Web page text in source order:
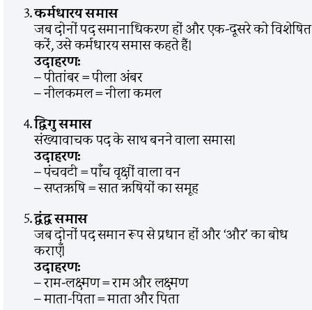
कर्मधारय समास
जब दोनों पद समानाधिकरण हों और एक-दूसरे को विशेषित
करें, उसे कर्मधारय समास कहते हैं।
उदाहरण:
– पीतांबर = पीला अंबर
– नीलकमल = नीला कमल
द्विगु समास
संख्यावाचक पद के साथ बनने वाला समास।
उदाहरण:
– पंचवटी = पाँच वृक्षों वाला वन
– सप्तऋषि = सात ऋषियों का समूह
द्वंद्व समास
जब दोनों पद समान रूप से प्रधान हों और ‘और’ का बोध
कराएँ।
उदाहरण:
– राम-लक्ष्मण = राम और लक्ष्मण
– माता-पिता = माता और पिता